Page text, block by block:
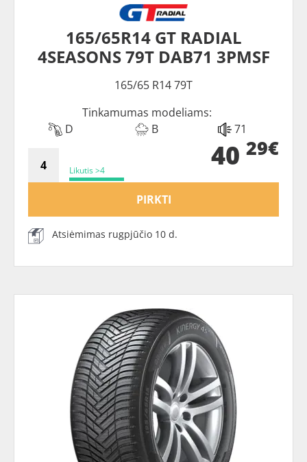
165/65R14 GT RADIAL
4SEASONS 79T DAB71 3PMSF
165/65 R14 79T
Tinkamumas modeliams:
D
B 71
Likutis >4 40 29€
PIRKTI
Atsiėmimas rugpjūčio 10 d.